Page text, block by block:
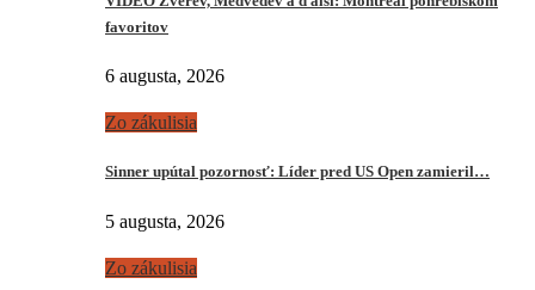
favoritov
6 augusta, 2026
Zo zákulisia
Sinner upútal pozornosť: Líder pred US Open zamieril…
5 augusta, 2026
Zo zákulisia